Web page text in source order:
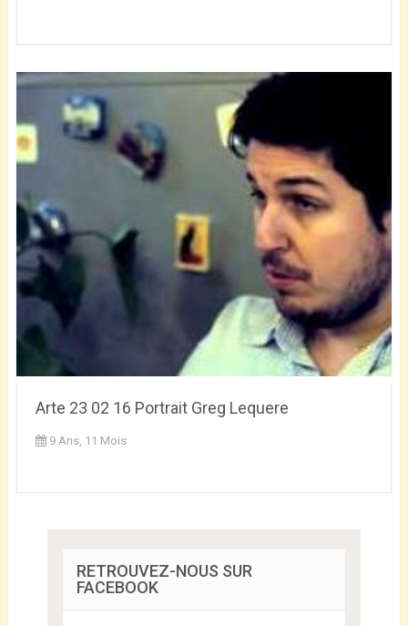
Arte 23 02 16 Portrait Greg Lequere
9 Ans, 11 Mois
RETROUVEZ-NOUS SUR
FACEBOOK